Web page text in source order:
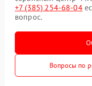
+7 (385) 254-68-04
вопрос.
Вопросы по